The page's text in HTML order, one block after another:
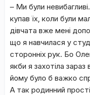
– Ми були
купав їх, коли були
дівчата вже мені
що я навчилася у
сторонніх рук. Бо
якби я захотіла
йому було б важко
А так родинний